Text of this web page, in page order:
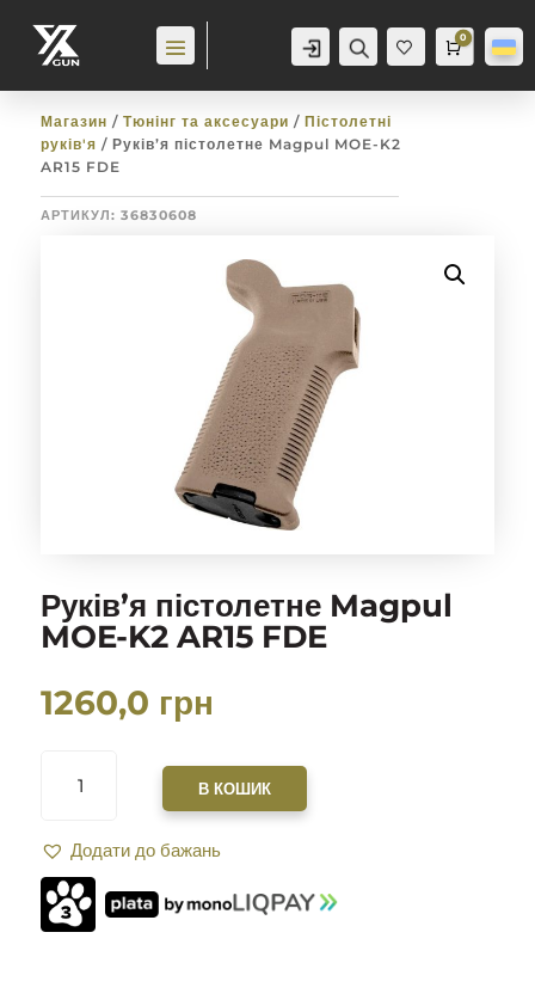
Аккаунт Пошук
Баж
анн
Cart
0
0,0грн
Магазин / Тюнінг та аксесуари / Пістолетні
руків'я / Руків’я пістолетне Magpul MOE-K2
AR15 FDE
АРТИКУЛ: 36830608
Руків’я пістолетне Magpul
MOE-K2 AR15 FDE
1260,0 грн
ПІСТОЛЕТНЕ
K2
AR15
FDE
КІЛЬКІСТЬ
В КОШИК
Додати до бажань